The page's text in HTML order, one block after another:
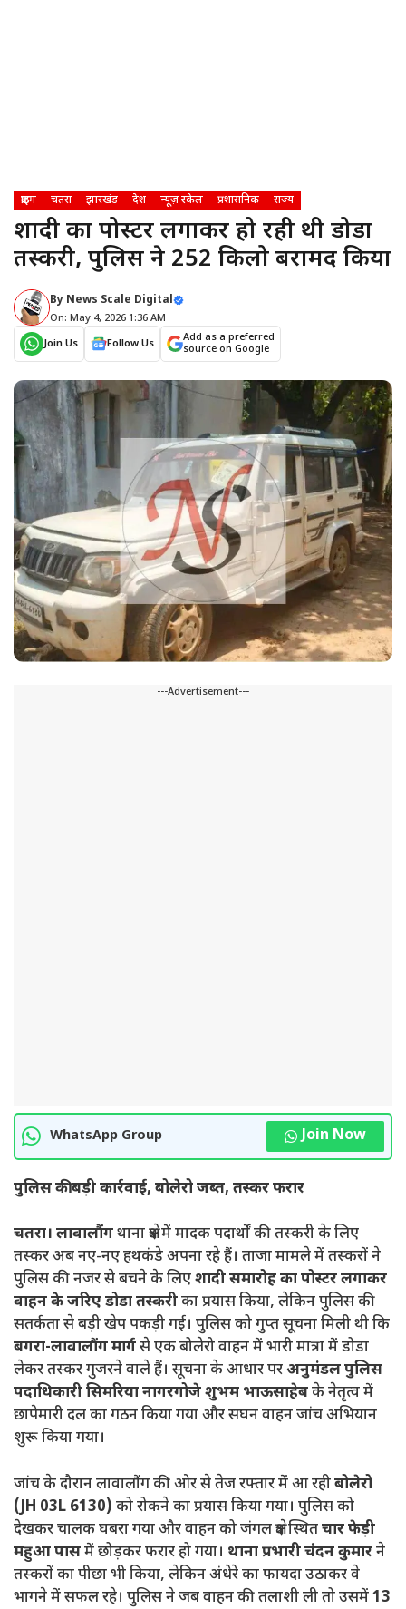
क्राइम चतरा झारखंड देश न्यूज़ स्केल प्रशासनिक राज्य
शादी का पोस्टर लगाकर हो रही थी डोडा
तस्करी, पुलिस ने 252 किलो बरामद किया
By News Scale Digital
On: May 4, 2026 1:36 AM
Join Us
Follow Us
Add as a preferred
source on Google
---Advertisement---
WhatsApp Group Join Now
पुलिस की बड़ी कार्रवाई, बोलेरो जब्त, तस्कर फरार
चतरा। लावालौंगथाना क्षेत्र में मादक पदार्थों की तस्करी के लिए
तस्कर अब नए-नए हथकंडे अपना रहे हैं। ताजा मामले में तस्करों ने
पुलिस की नजर से बचने के लिएशादी समारोह का पोस्टर लगाकर
वाहन के जरिए डोडा तस्करीका प्रयास किया, लेकिन पुलिस की
सतर्कता से बड़ी खेप पकड़ी गई। पुलिस को गुप्त सूचना मिली थी कि
बगरा-लावालौंग मार्गसे एक बोलेरो वाहन में भारी मात्रा में डोडा
लेकर तस्कर गुजरने वाले हैं। सूचना के आधार परअनुमंडल पुलिस
पदाधिकारी सिमरिया नागरगोजे शुभम भाऊसाहेबके नेतृत्व में
छापेमारी दल का गठन किया गया और सघन वाहन जांच अभियान
शुरू किया गया।
जांच के दौरान लावालौंग की ओर से तेज रफ्तार में आ रहीबोलेरो
(JH 03L 6130) को रोकने का प्रयास किया गया। पुलिस को
देखकर चालक घबरा गया और वाहन को जंगल क्षेत्र स्थितचार फेड़ी
महुआ पासमें छोड़कर फरार हो गया। थाना प्रभारी चंदन कुमारने
तस्करों का पीछा भी किया, लेकिन अंधेरे का फायदा उठाकर वे
भागने में सफल रहे। पुलिस ने जब वाहन की तलाशी ली तो उसमें13